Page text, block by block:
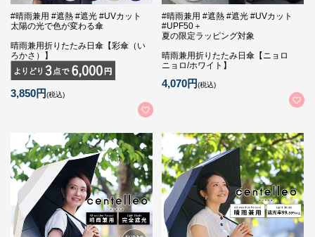
#晴雨兼用 #遮熱 #遮光 #UVカット
太陽の光で色が変わる傘
晴雨兼用折りたたみ日傘【彩傘（い
ろかさ）】
3,850円(税込)
#晴雨兼用 #遮熱 #遮光 #UVカット
#UPF50＋
夏の限定ラッピング対象
晴雨兼用折りたたみ日傘【ニョロ
ニョロ/ホワイト】
4,070円(税込)